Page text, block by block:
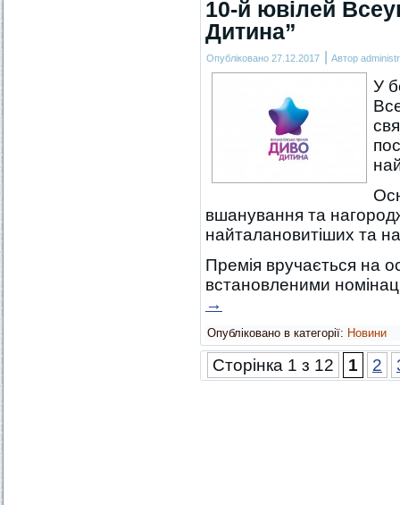
10-й ювілей
Дитина”
Опубліковано 27.12.2017 | Автор
У
вшанування та
найталановитіших та
Премія вручається на
встановленими
→
Опубліковано в категорії: Новини
Сторінка 1 з 12 1 2